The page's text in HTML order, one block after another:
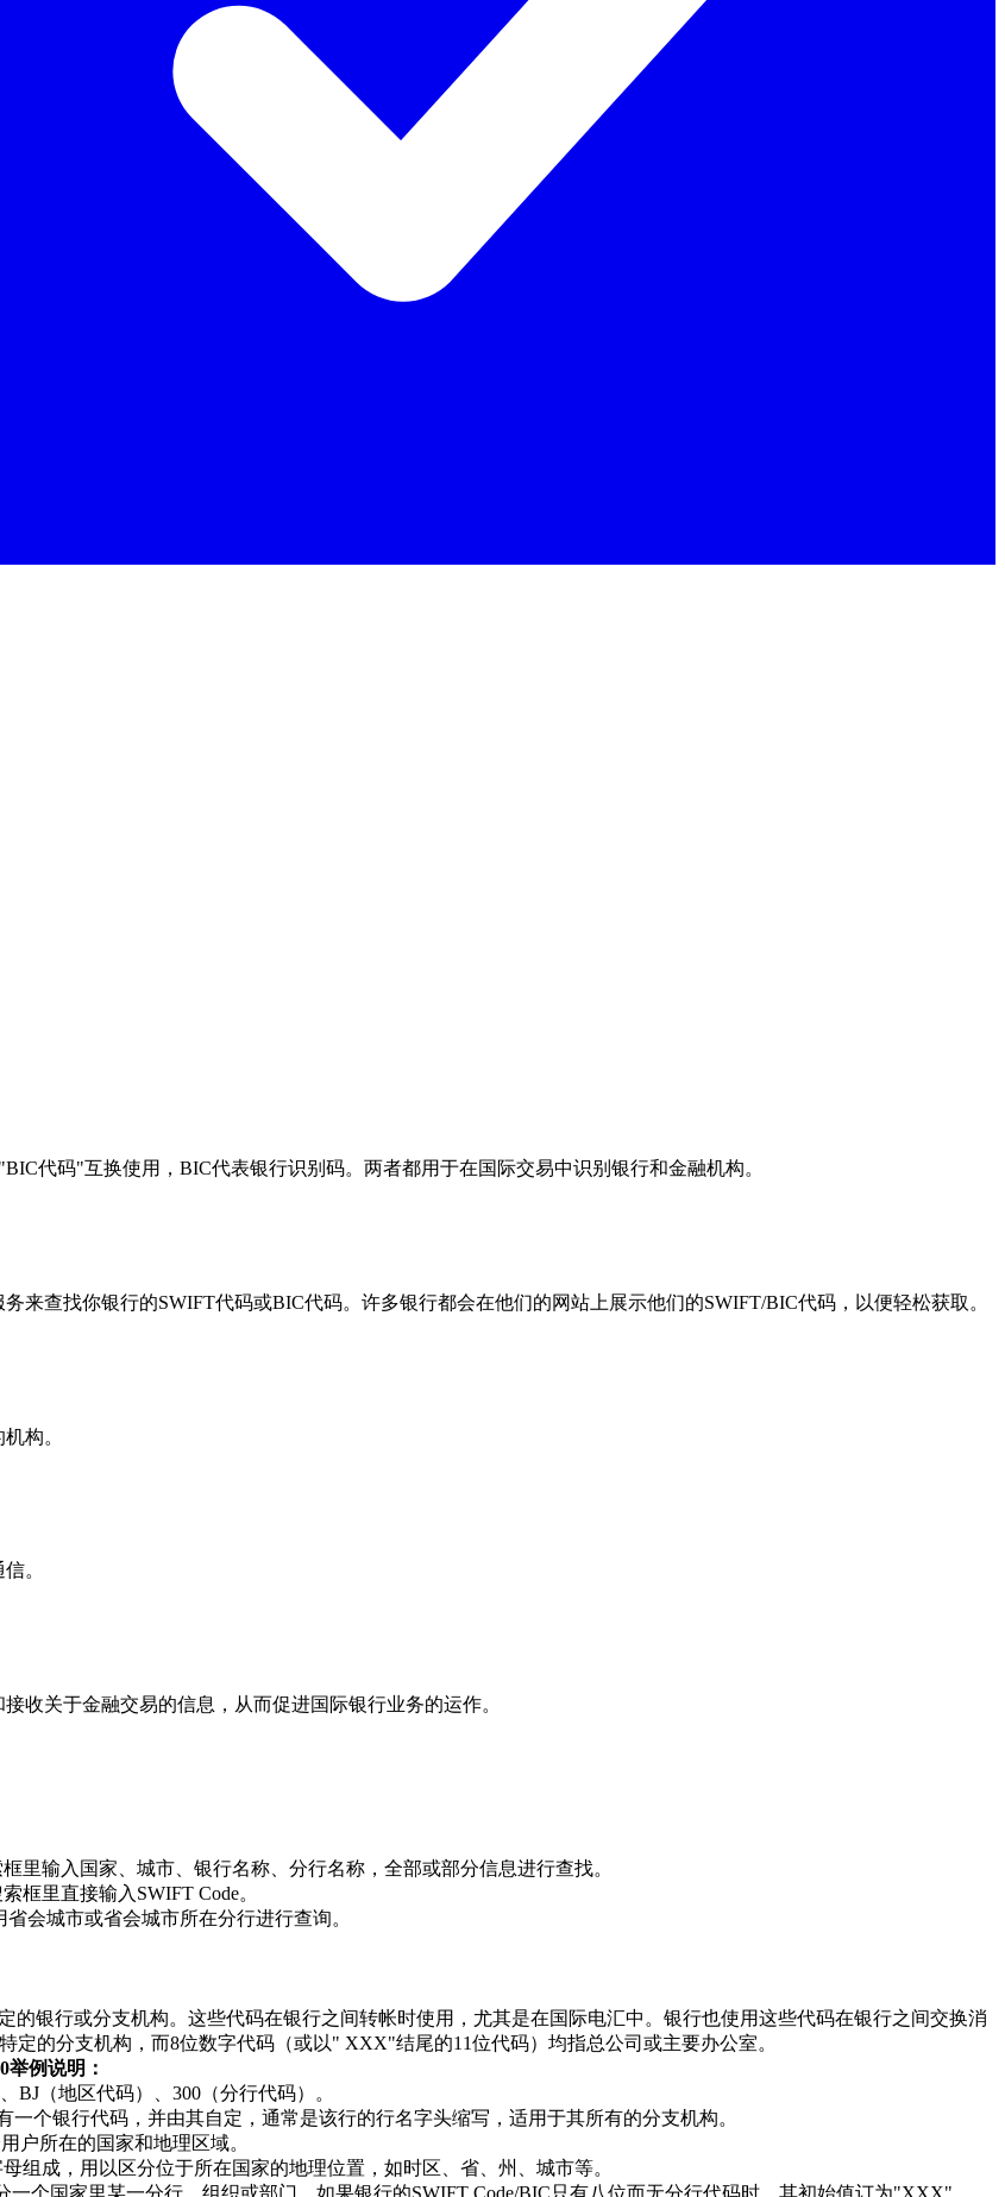
代码"互换使用，BIC代表银行识别码。两者都用于在国际交易中识别银行和金融机构。
来查找你银行的SWIFT代码或BIC代码。许多银行都会在他们的网站上展示他们的SWIFT/BIC代码，以便轻松获取。
构。
。
收关于金融交易的信息，从而促进国际银行业务的运作。
里输入国家、城市、银行名称、分行名称，全部或部分信息进行查找。
框里直接输入SWIFT Code。
会城市或省会城市所在分行进行查询。
的银行或分支机构。这些代码在银行之间转帐时使用，尤其是在国际电汇中。银行也使用这些代码在银行之间交换消
定的分支机构，而8位数字代码（或以" XXX"结尾的11位代码）均指总公司或主要办公室。
例说明：
（地区代码）、300（分行代码）。
一个银行代码，并由其自定，通常是该行的行名字头缩写，适用于其所有的分支机构。
户所在的国家和地理区域。
组成，用以区分位于所在国家的地理位置，如时区、省、州、城市等。